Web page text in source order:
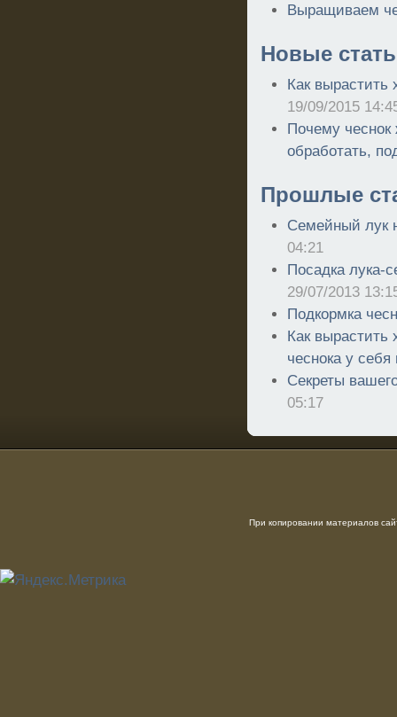
Выращиваем
Новые
Как вырастить
19/09/2015
Почему чеснок
обработать,
Прошлые
Семейный лук
04:21
Посадка лука-
29/07/2013
Подкормка
Как вырастить
чеснока у
Секреты
05:17
При копировании материалов